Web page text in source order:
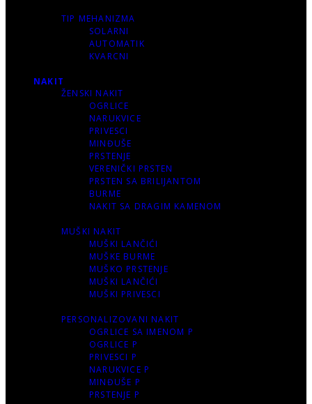
TIP MEHANIZMA
SOLARNI
AUTOMATIK
KVARCNI
NAKIT
ŽENSKI NAKIT
OGRLICE
NARUKVICE
PRIVESCI
MINĐUŠE
PRSTENJE
VERENIČKI PRSTEN
PRSTEN SA BRILIJANTOM
BURME
NAKIT SA DRAGIM KAMENOM
MUŠKI NAKIT
MUŠKI LANČIĆI
MUŠKE BURME
MUŠKO PRSTENJE
MUŠKI LANČIĆI
MUŠKI PRIVESCI
PERSONALIZOVANI NAKIT
OGRLICE SA IMENOM P
OGRLICE P
PRIVESCI P
NARUKVICE P
MINĐUŠE P
PRSTENJE P